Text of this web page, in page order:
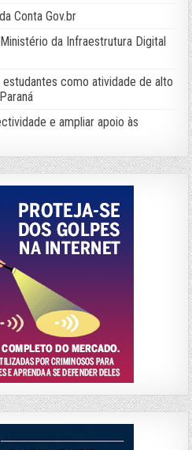
Conta Gov.br
da Infraestrutura Digital
como atividade de alto
e ampliar apoio às